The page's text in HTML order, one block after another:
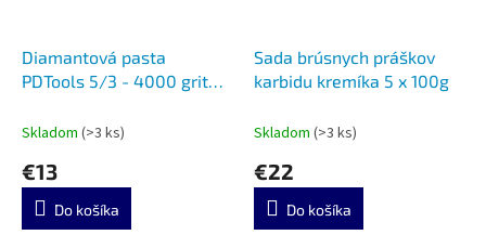
Diamantová pasta
PDTools 5/3 - 4000 grit
Skladom (>3 ks)
€13
Do košíka
Sada brúsnych práškov
karbidu kremíka 5 x 100g
Skladom (>3 ks)
€22
Do košíka